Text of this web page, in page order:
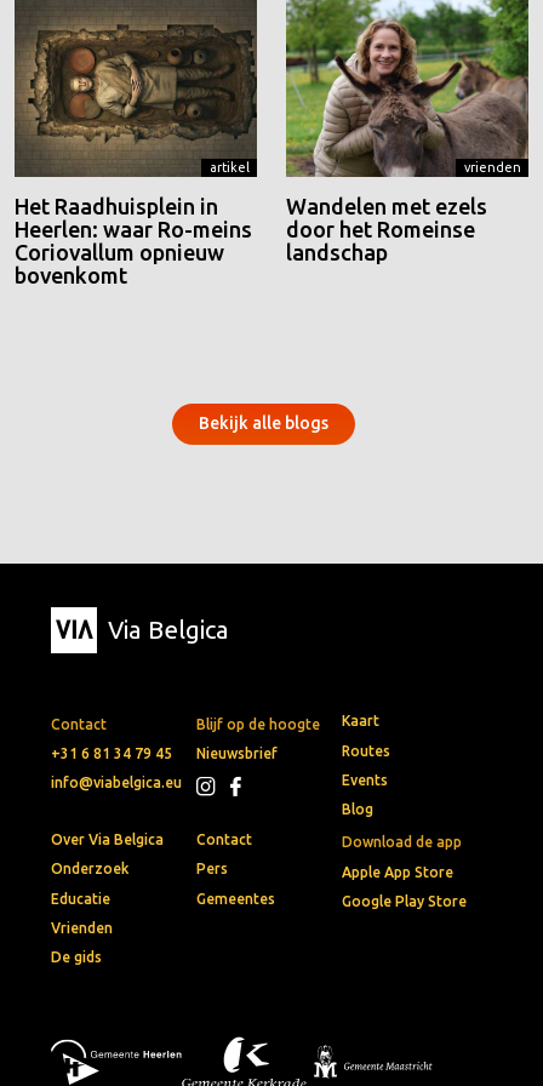
artikel
Het Raadhuisplein in
Heerlen: waar Ro-meins
Coriovallum opnieuw
bovenkomt
vrienden
Wandelen met ezels
door het Romeinse
landschap
Bekijk alle blogs
Via Belgica
Contact
+31 6 81 34 79 45
info@viabelgica.eu
Blijf op de hoogte
Nieuwsbrief
Download de app
Apple App Store
Google Play Store
Kaart
Routes
Events
Blog
Over Via Belgica
Onderzoek
Educatie
Vrienden
De gids
Contact
Pers
Gemeentes